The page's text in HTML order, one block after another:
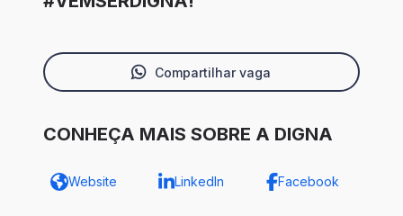
Compartilhar vaga
CONHEÇA MAIS SOBRE A DIGNA
Website LinkedIn Facebook